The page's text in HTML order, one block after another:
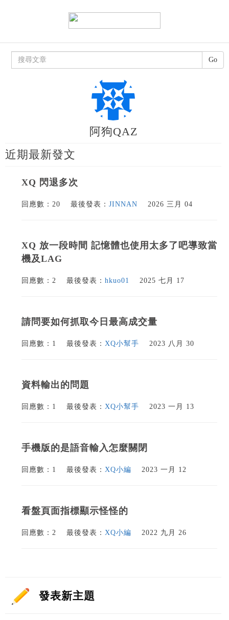
阿狗QAZ
近期最新發文
XQ 閃退多次
回應數：20 最後發表： JINNAN 2026 三月 04
XQ 放一段時間 記憶體也使用太多了吧導致當
機及LAG
回應數：2 最後發表： hkuo01 2025 七月 17
請問要如何抓取今日最高成交量
回應數：1 最後發表： XQ小幫手 2023 八月 30
資料輸出的問題
回應數：1 最後發表： XQ小幫手 2023 一月 13
手機版的是語音輸入怎麼關閉
回應數：1 最後發表： XQ小編 2023 一月 12
看盤頁面指標顯示怪怪的
回應數：2 最後發表： XQ小編 2022 九月 26
Go
發表新主題